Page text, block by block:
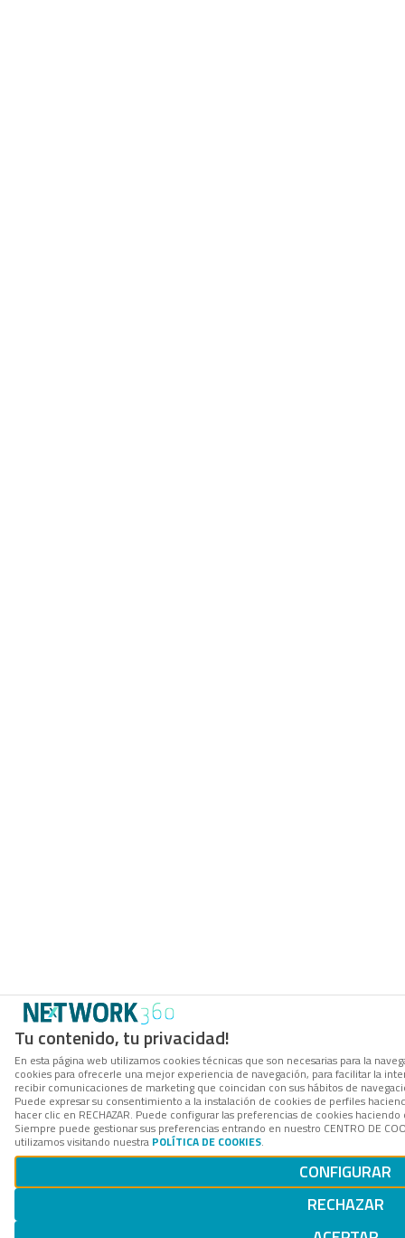
Tu contenido, tu privacidad!
En esta página web utilizamos cookies técnicas que son necesarias para la
cookies para ofrecerle una mejor experiencia de navegación, para facilitar la
recibir comunicaciones de marketing que coincidan con sus hábitos de
Puede expresar su consentimiento a la instalación de cookies de perfiles
hacer clic en RECHAZAR. Puede configurar las preferencias de cookies haciendo
Siempre puede gestionar sus preferencias entrando en nuestro CENTRO DE
utilizamos visitando nuestra POLÍTICA DE COOKIES.
CONFIGURAR
RECHAZAR